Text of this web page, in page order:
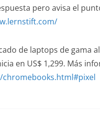
pero avisa el
de laptops de gama
en US$ 1,299. Más